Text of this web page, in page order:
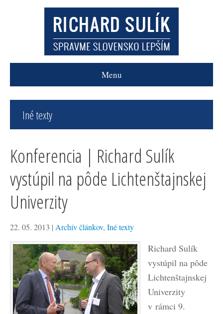
Menu
Iné texty
Konferencia | Richard Sulík
vystúpil na pôde Lichtenštajnskej
Univerzity
22. 05. 2013 | Archív článkov, Iné texty
Richard Sulík
vystúpil na pôde
Lichtenštajnskej
Univerzity
v rámci 9.